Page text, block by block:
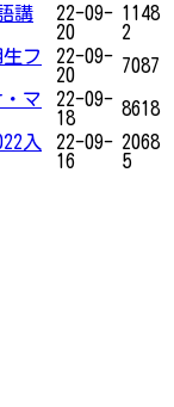
講
22-09-
20
1148
2
フ
22-09-
20
7087
マ
22-09-
18
8618
入
22-09-
16
2068
5